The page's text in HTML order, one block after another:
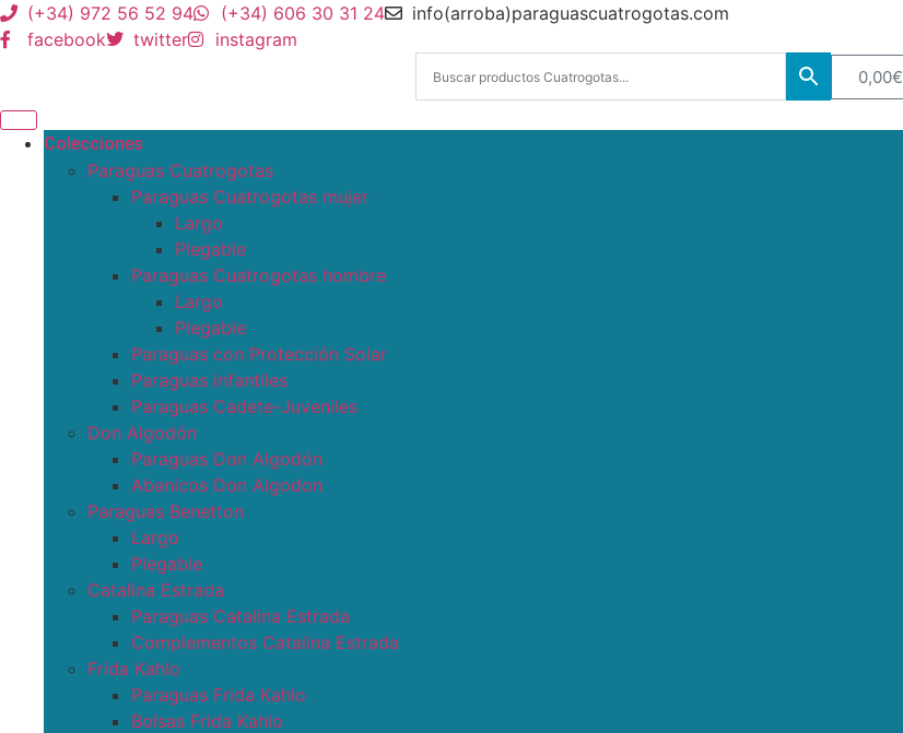
(+34) 972 56 52 94 (+34) 606 30 31 24
info(arroba)paraguascuatrogotas.com
facebook
twitter instagram
0,00€
Colecciones
Paraguas Cuatrogotas
Paraguas Cuatrogotas mujer
Largo
Plegable
Paraguas Cuatrogotas hombre
Largo
Plegable
Paraguas con Protección Solar
Paraguas infantiles
Paraguas Cadete-Juveniles
Don Algodón
Paraguas Don Algodón
Abanicos Don Algodon
Paraguas Benetton
Largo
Plegable
Catalina Estrada
Paraguas Catalina Estrada
Complementos Catalina Estrada
Frida Kahlo
Paraguas Frida Kahlo
Bolsas Frida Kahlo